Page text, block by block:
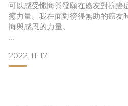
可以感受懺悔與發願在癌友對抗癌
癒力量。我在面對徬徨無助的癌友
悔與感恩的力量。
經驗分享中經常可以發現，怨與恨
2022-11-17